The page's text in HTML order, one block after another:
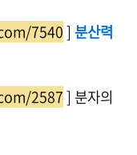
7540] 분산력
2587] 분자의